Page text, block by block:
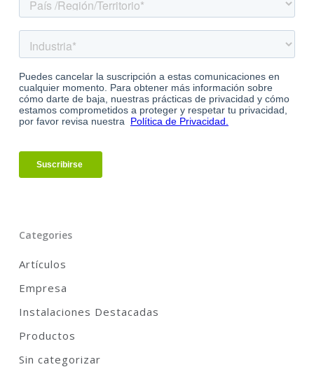
Categories
Artículos
Empresa
Instalaciones Destacadas
Productos
Sin categorizar